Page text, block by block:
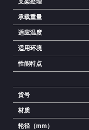
支架处理
承载重量
适应温度
适用环境
性能特点
货号
材质
轮径（mm）